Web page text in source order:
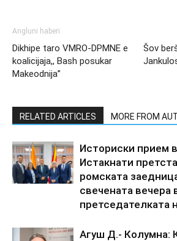
Angluni haberi
Dikhipe taro VMRO-DPMNE e
koalicijaja,, Bash posukar
Makeodnija’’
Šov
RELATED ARTICLES MORE FROM
Историски прием
Истакнати
ромската
свечената вечера
претседателката
Агуш Д.- Колумна: